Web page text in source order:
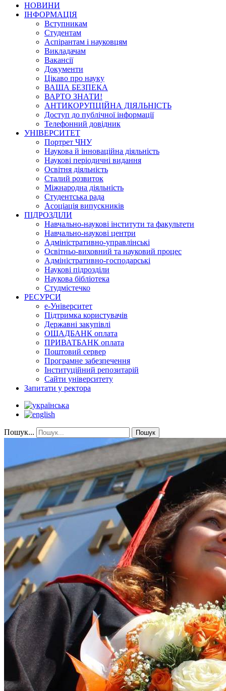
НОВИНИ
ІНФОРМАЦІЯ
Вступникам
Студентам
Аспірантам і науковцям
Викладачам
Вакансії
Документи
Цікаво про науку
ВАША БЕЗПЕКА
ВАРТО ЗНАТИ!
АНТИКОРУПЦІЙНА ДІЯЛЬНІСТЬ
Доступ до публічної інформації
Телефонний довідник
УНІВЕРСИТЕТ
Портрет ЧНУ
Наукова й інноваційна діяльність
Наукові періодичні видання
Освітня діяльність
Сталий розвиток
Міжнародна діяльність
Студентська рада
Асоціація випускників
ПІДРОЗДІЛИ
Навчально-наукові інститути та факультети
Навчально-наукові центри
Адміністративно-управлінські
Освітньо-виховний та науковий процес
Адміністративно-господарські
Наукові підрозділи
Наукова бібліотека
Студмістечко
РЕСУРСИ
е-Університет
Підтримка користувачів
Державні закупівлі
ОЩАДБАНК оплата
ПРИВАТБАНК оплата
Поштовий сервер
Програмне забезпечення
Інституційний репозитарій
Сайти університету
Запитати у ректора
Пошук... Пошук